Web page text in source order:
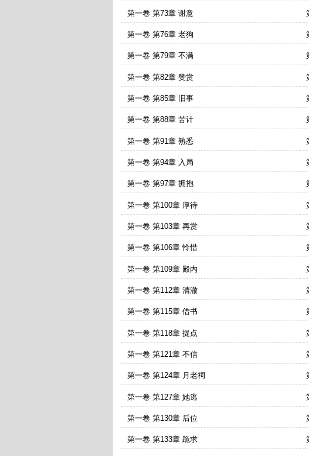
第一卷 第73章 谢意
第一卷 第76章 老狗
第一卷 第79章 不满
第一卷 第82章 赞赏
第一卷 第85章 旧事
第一卷 第88章 苦计
第一卷 第91章 熟悉
第一卷 第94章 入局
第一卷 第97章 拥抱
第一卷 第100章 厚待
第一卷 第103章 再赏
第一卷 第106章 怜惜
第一卷 第109章 殿内
第一卷 第112章 清澈
第一卷 第115章 借书
第一卷 第118章 提点
第一卷 第121章 不信
第一卷 第124章 月老祠
第一卷 第127章 她逃
第一卷 第130章 后位
第一卷 第133章 跪求